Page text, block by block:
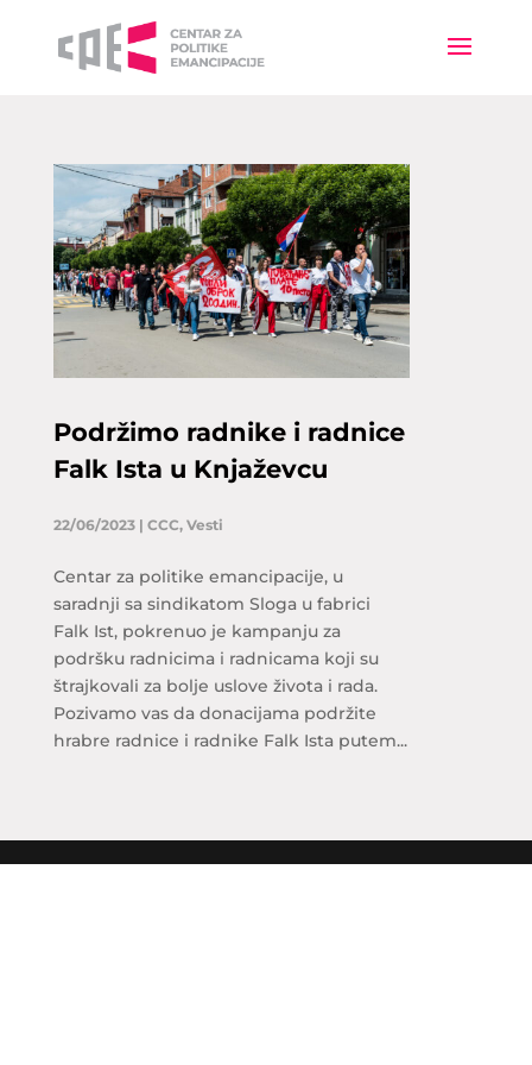
Podržimo radnike i radnice
Falk Ista u Knjaževcu
22/06/2023| CCC, Vesti
Centar za politike emancipacije, u
saradnji sa sindikatom Sloga u fabrici
Falk Ist, pokrenuo je kampanju za
podršku radnicima i radnicama koji su
štrajkovali za bolje uslove života i rada.
Pozivamo vas da donacijama podržite
hrabre radnice i radnike Falk Ista putem...